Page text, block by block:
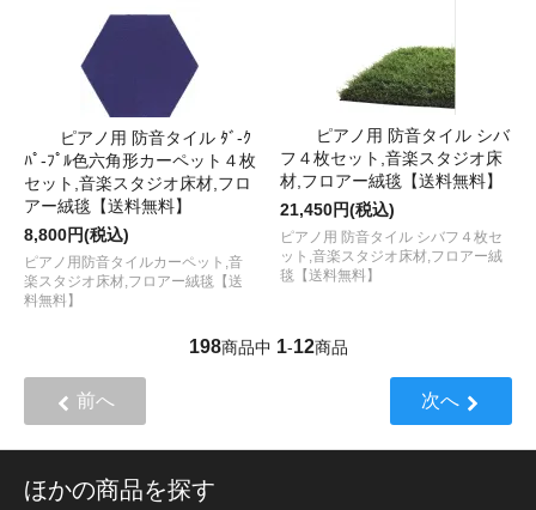
ピアノ用 防音タイル ﾀﾞ-ｸ
ﾊﾟ-ﾌﾟﾙ色六角形カーペット４枚
セット,音楽スタジオ床材,フロ
アー絨毯【送料無料】
8,800円(税込)
ピアノ用防音タイルカーペット,音
楽スタジオ床材,フロアー絨毯【送
料無料】
ピアノ用 防音タイル シバ
フ４枚セット,音楽スタジオ床
材,フロアー絨毯【送料無料】
21,450円(税込)
ピアノ用 防音タイル シバフ４枚セ
ット,音楽スタジオ床材,フロアー絨
毯【送料無料】
198商品中 1-12商品
前へ 次へ
ほかの商品を探す